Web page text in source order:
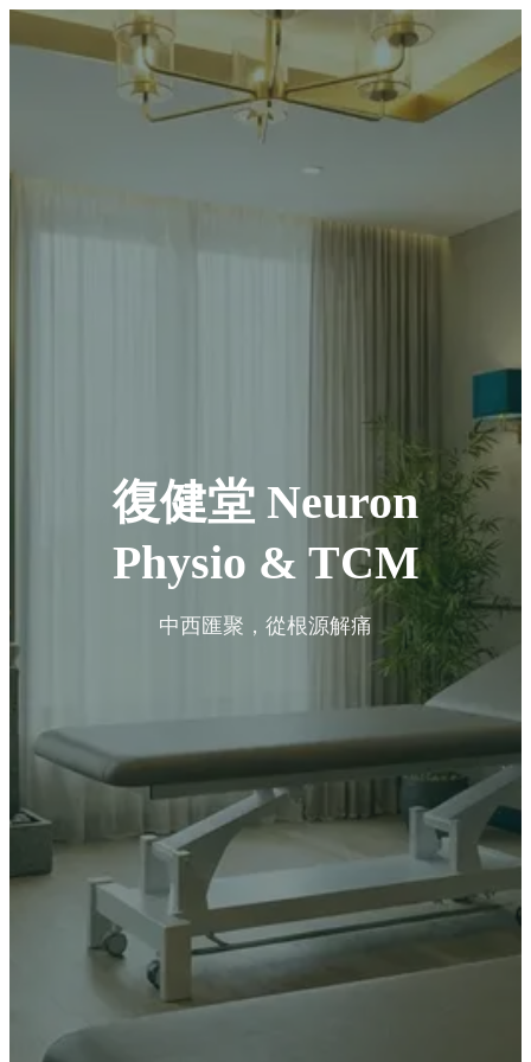
復健堂 Neuron
Physio & TCM
中西匯聚，從根源解痛